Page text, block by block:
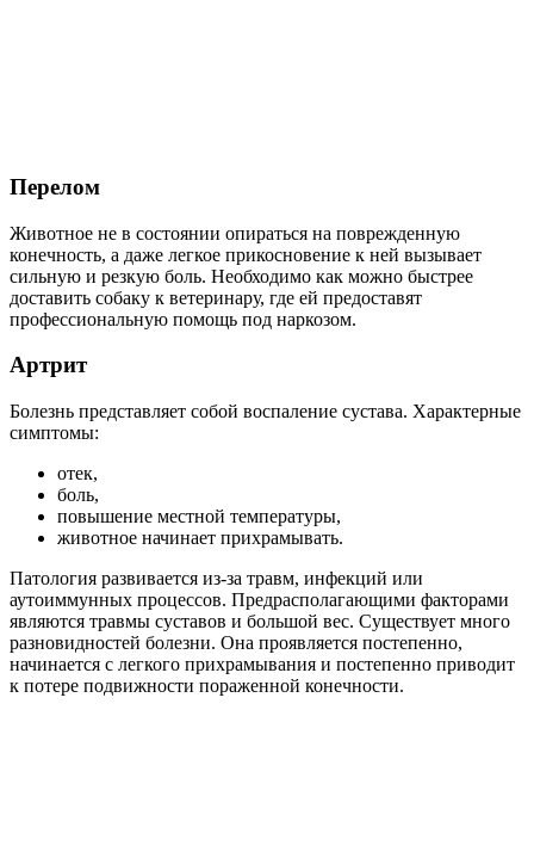
Перелом
Животное не в состоянии опираться на поврежденную
конечность, а даже легкое прикосновение к ней вызывает
сильную и резкую боль. Необходимо как можно быстрее
доставить собаку к ветеринару, где ей предоставят
профессиональную помощь под наркозом.
Артрит
Болезнь представляет собой воспаление сустава. Характерные
симптомы:
отек,
боль,
повышение местной температуры,
животное начинает прихрамывать.
Патология развивается из-за травм, инфекций или
аутоиммунных процессов. Предрасполагающими факторами
являются травмы суставов и большой вес. Существует много
разновидностей болезни. Она проявляется постепенно,
начинается с легкого прихрамывания и постепенно приводит
к потере подвижности пораженной конечности.